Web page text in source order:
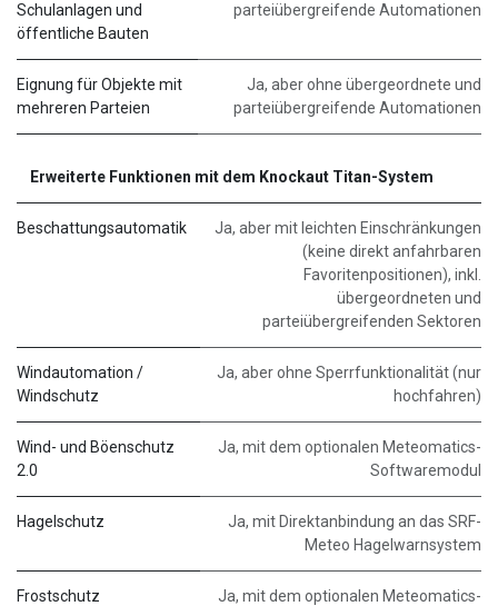
Schulanlagen und
öffentliche Bauten
parteiübergreifende Automationen
Eignung für Objekte mit
mehreren Parteien
Ja, aber ohne übergeordnete und
parteiübergreifende Automationen
Erweiterte Funktionen mit dem Knockaut Titan-System
Beschattungsautomatik
Ja, aber mit leichten Einschränkungen
(keine direkt anfahrbaren
Favoritenpositionen), inkl.
übergeordneten und
parteiübergreifenden Sektoren
Windautomation /
Windschutz
Ja, aber ohne Sperrfunktionalität (nur
hochfahren)
Wind- und Böenschutz
2.0
Ja, mit dem optionalen Meteomatics-
Softwaremodul
Hagelschutz
Ja, mit Direktanbindung an das SRF-
Meteo Hagelwarnsystem
Frostschutz
Ja, mit dem optionalen Meteomatics-